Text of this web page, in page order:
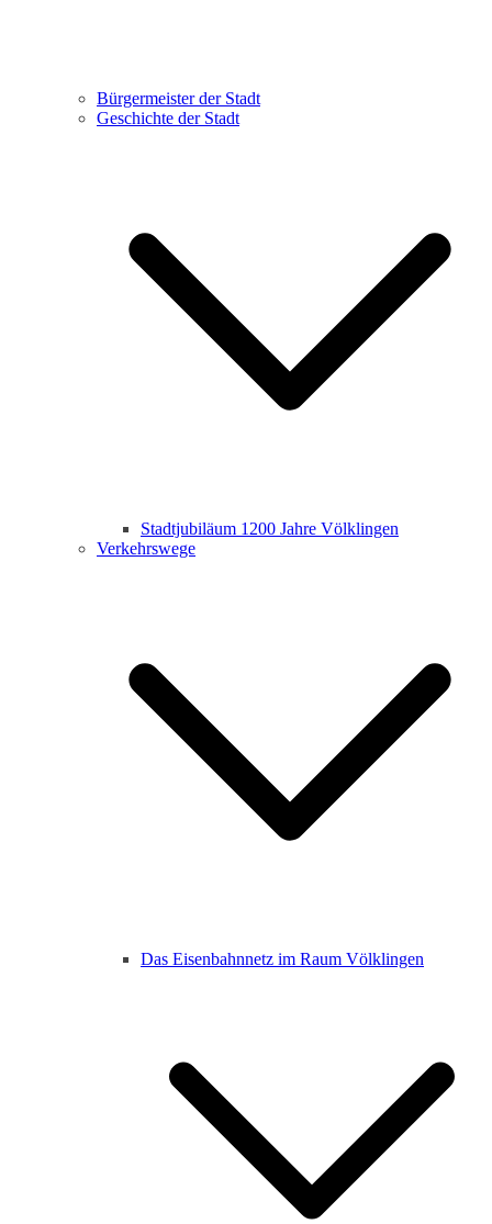
Bürgermeister der Stadt
Geschichte der Stadt
Stadtjubiläum 1200 Jahre Völklingen
Verkehrswege
Das Eisenbahnnetz im Raum Völklingen